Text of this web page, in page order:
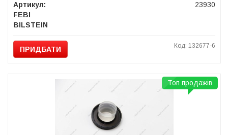
Артикул:
23930
FEBI
BILSTEIN
ПРИДБАТИ Код: 132677-6
Топ продажів